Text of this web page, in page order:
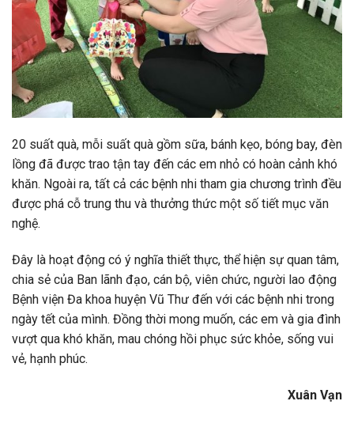
20 suất quà, mỗi suất quà gồm sữa, bánh kẹo, bóng bay, đèn
lồng đã được trao tận tay đến các em nhỏ có hoàn cảnh khó
khăn. Ngoài ra, tất cả các bệnh nhi tham gia chương trình đều
được phá cỗ trung thu và thưởng thức một số tiết mục văn
nghệ.
Đây là hoạt động có ý nghĩa thiết thực, thể hiện sự quan tâm,
chia sẻ của Ban lãnh đạo, cán bộ, viên chức, người lao động
Bệnh viện Đa khoa huyện Vũ Thư đến với các bệnh nhi trong
ngày tết của mình. Đồng thời mong muốn, các em và gia đình
vượt qua khó khăn, mau chóng hồi phục sức khỏe, sống vui
vẻ, hạnh phúc.
Xuân Vạn